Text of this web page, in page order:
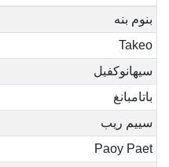
بنوم بنه
Takeo
سيهانوكفيل
باتامبانغ
سييم ريب
Paoy Paet